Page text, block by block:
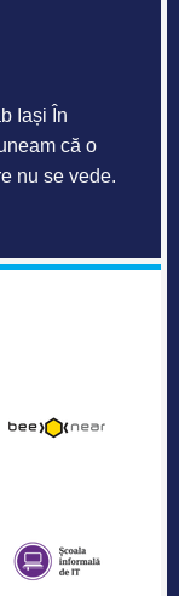
Iași În
că o
nu se vede.